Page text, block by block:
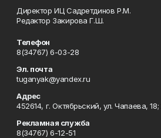
Директор ИЦ Садретдинов Р.М.
Редактор Закирова Г.Ш.
Телефон
8(34767) 6-03-28
Эл. почта
tuganyak@yandex.ru
Адрес
452614, г. Октябрьский, ул. Чапаева,
Рекламная служба
8(34767) 6-12-51